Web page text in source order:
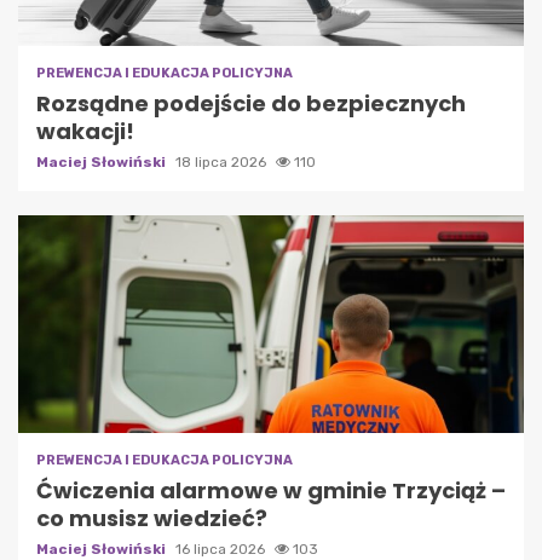
PREWENCJA I EDUKACJA POLICYJNA
Rozsądne podejście do bezpiecznych
wakacji!
Maciej Słowiński 18 lipca 2026 110
PREWENCJA I EDUKACJA POLICYJNA
Ćwiczenia alarmowe w gminie Trzyciąż –
co musisz wiedzieć?
Maciej Słowiński 16 lipca 2026 103